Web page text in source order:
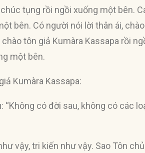
tụng rồi ngồi xuống một bên.
bên. Có người nói lời thân ái,
tôn giả Kumàra Kassapa rồi
một bên.
Kumàra Kassapa:
có đời sau, không có các
vậy, tri kiến như vậy. Sao Tôn